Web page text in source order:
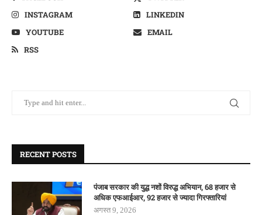
INSTAGRAM
LINKEDIN
YOUTUBE
EMAIL
RSS
RECENT POSTS
पंजाब सरकार की युद्ध नशों विरुद्ध अभियान, 68 हजार से
अधिक एफआईआर, 92 हजार से ज्यादा गिरफ्तारियां
अगस्त 9, 2026